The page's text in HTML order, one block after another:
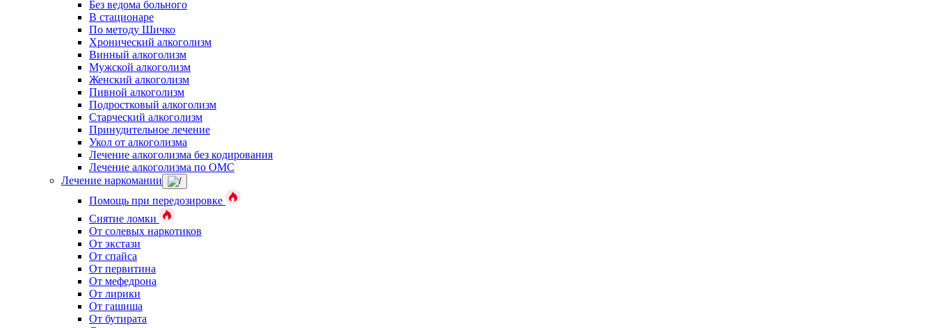
Без ведома больного
В стационаре
По методу Шичко
Хронический алкоголизм
Винный алкоголизм
Мужской алкоголизм
Женский алкоголизм
Пивной алкоголизм
Подростковый алкоголизм
Старческий алкоголизм
Принудительное лечение
Укол от алкоголизма
Лечение алкоголизма без кодирования
Лечение алкоголизма по ОМС
Лечение наркомании
Помощь при передозировке
Снятие ломки
От солевых наркотиков
От экстази
От спайса
От первитина
От мефедрона
От лирики
От гашиша
От бутирата